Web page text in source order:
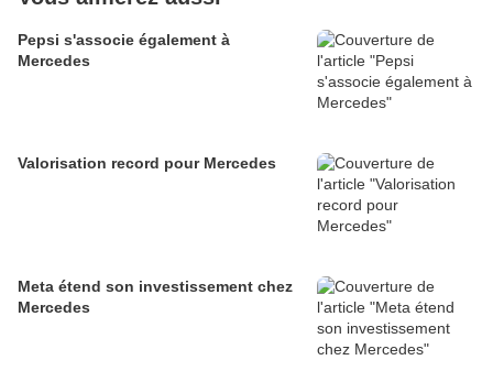
Pepsi s'associe également à
Mercedes
Valorisation record pour Mercedes
Meta étend son investissement chez
Mercedes